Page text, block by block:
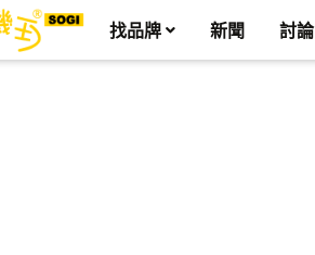
找品牌 新聞 討論